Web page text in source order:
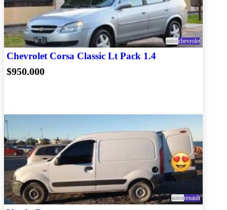
autoschevrolet
Chevrolet Corsa Classic Lt Pack 1.4
$950.000
autosrenault